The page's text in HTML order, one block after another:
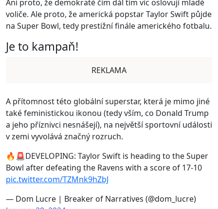
Ani proto, že demokraté čím dál tím víc oslovují mladé
voliče. Ale proto, že americká popstar Taylor Swift půjde
na Super Bowl, tedy prestižní finále amerického fotbalu.
Je to kampaň!
REKLAMA
A přítomnost této globální superstar, která je mimo jiné
také feministickou ikonou (tedy vším, co Donald Trump
a jeho příznivci nesnášejí), na největší sportovní události
v zemi vyvolává značný rozruch.
🔥🚨DEVELOPING: Taylor Swift is heading to the Super
Bowl after defeating the Ravens with a score of 17-10
pic.twitter.com/TZMnk9hZbJ
— Dom Lucre | Breaker of Narratives (@dom_lucre)